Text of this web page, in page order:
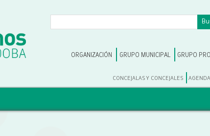
ORGANIZACIÓN GRUPO MUNICIPAL GRUPO
CONCEJALAS Y CONCEJALES AGENDA